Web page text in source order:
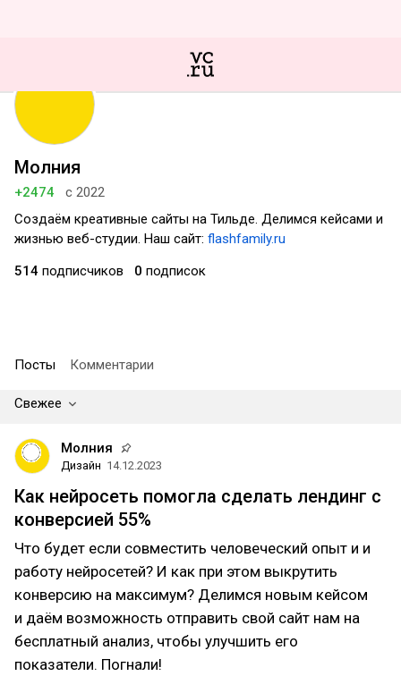
Молния
+2474
с 2022
Создаём креативные сайты на Тильде. Делимся кейсами и
жизнью веб-студии. Наш сайт: flashfamily.ru
514 подписчиков 0 подписок
Посты Комментарии
Свежее
Молния
Дизайн 14.12.2023
Как нейросеть помогла сделать лендинг с
конверсией 55%
Что будет если совместить человеческий опыт и и
работу нейросетей? И как при этом выкрутить
конверсию на максимум? Делимся новым кейсом
и даём возможность отправить свой сайт нам на
бесплатный анализ, чтобы улучшить его
показатели. Погнали!